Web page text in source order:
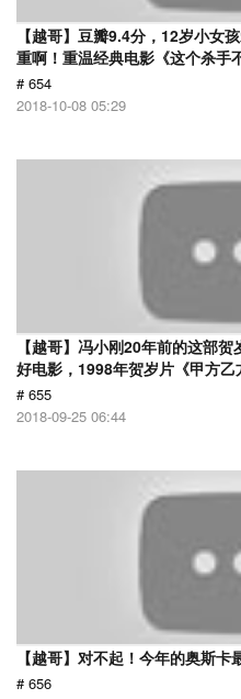
【越哥】豆瓣9.4分，12岁小女
重啊！重温经典电影《这个杀手
# 654
2018-10-08 05:29
【越哥】冯小刚20年前的这部
好电影，1998年贺岁片《甲方乙
# 655
2018-09-25 06:44
【越哥】对不起！今年的奥斯卡
# 656